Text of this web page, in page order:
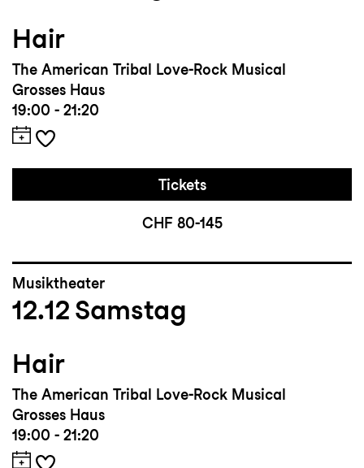
Hair
The American Tribal Love-Rock Musical
Grosses Haus
19:00 - 21:20
Tickets
CHF 80-145
Musiktheater
12.12 Samstag
Hair
The American Tribal Love-Rock Musical
Grosses Haus
19:00 - 21:20